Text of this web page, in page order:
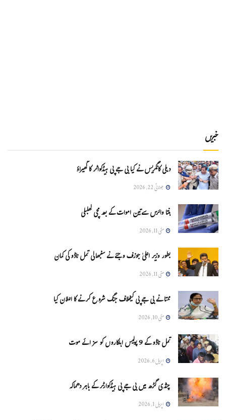
خبریں
دہلی کانگریس نے کیا بی جے پی ہیڈکواٹر کا گھیراؤ
جولائی 22, 2026
ہنتا وائرس سےتین اموات کے بعد مچی کھلبلی
مئی 11, 2026
بطور وزیر اعلیٰ جوزف وجئے نے سنبھالی تمل ناڈو کی کمان
مئی 11, 2026
ممتا نے بی جے پی کیخلاف جنگ شروع کرنے کا اعلان کیا
مئی 10, 2026
تمل ناڈو کے 9 پولیس اہلکاروں کو سزائے موت
اپریل 6, 2026
چنڈی گڑھ میں بی جے پی ہیڈکوارٹر کے باہر دھماکہ
اپریل 1, 2026